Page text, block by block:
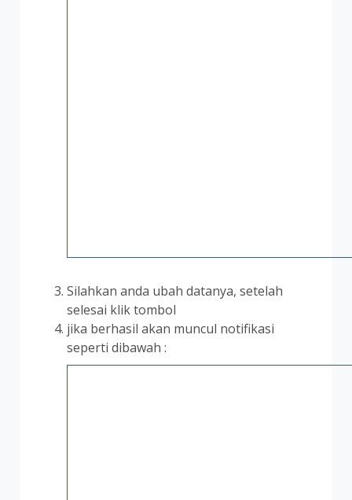
Silahkan anda ubah datanya, setelah
selesai klik tombol
jika berhasil akan muncul notifikasi
seperti dibawah :